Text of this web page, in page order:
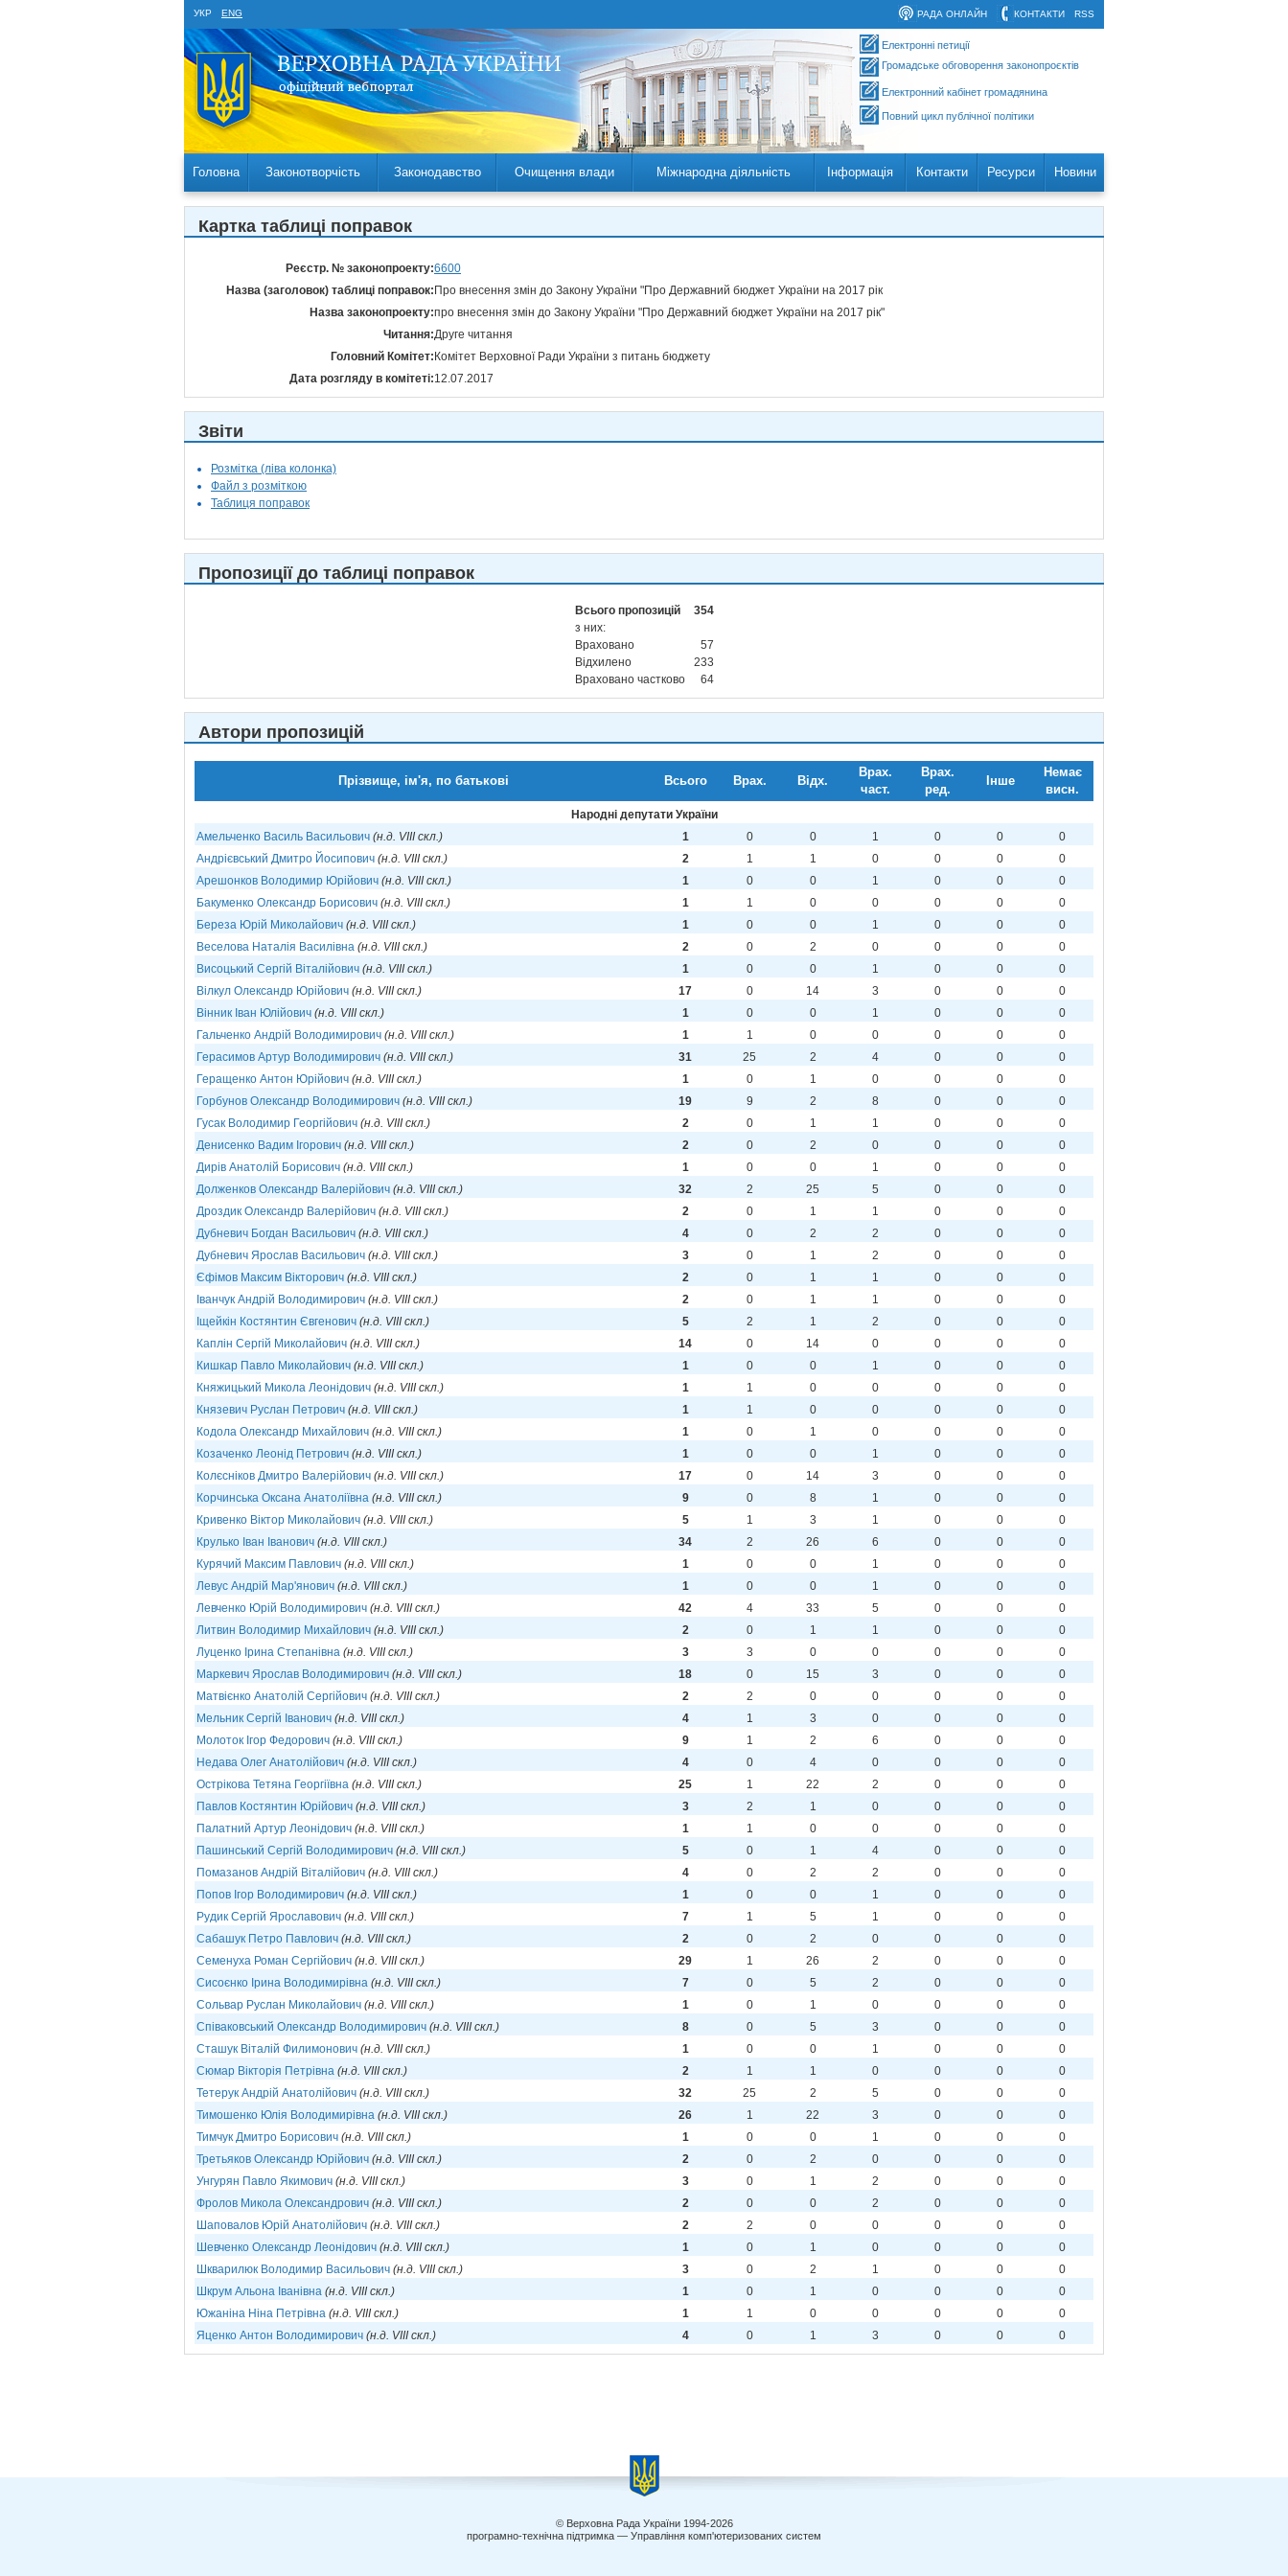
УКР ENG RSS
КОНТАКТИ
РАДА ОНЛАЙН
Електронні петиції
Громадське обговорення законопроєктів
Електронний кабінет громадянина
Повний цикл публічної політики
Головна Законотворчість Законодавство Очищення влади Міжнародна діяльність Інформація Контакти Ресурси Новини
Картка таблиці поправок
Реєстр. № законопроекту:6600
Назва (заголовок) таблиці поправок: Про внесення змін до Закону України "Про Державний бюджет України на 2017 рік
Назва законопроекту:про внесення змін до Закону України "Про Державний бюджет України на 2017 рік"
Читання:Друге читання
Головний Комітет: Комітет Верховної Ради України з питань бюджету
Дата розгляду в комітеті:12.07.2017
Звіти
Розмітка (ліва колонка)
Файл з розміткою
Таблиця поправок
Пропозиції до таблиці поправок
Всього пропозицій
354
з них:
Враховано
57
Відхилено
233
Враховано частково
64
Автори пропозицій
Прізвище, ім'я, по батькові Всього Врах. Відх.
Врах.
част.
Врах.
ред.
Інше
Немає
висн.
Народні депутати України
Амельченко Василь Васильович (н.д. VIII скл.) 1 0 0 1 0 0
0
Андрієвський Дмитро Йосипович (н.д. VIII скл.) 2 1 1 0 0 0
0
Арешонков Володимир Юрійович (н.д. VIII скл.) 1 0 0 1 0 0
0
Бакуменко Олександр Борисович (н.д. VIII скл.) 1 1 0 0 0 0
0
Береза Юрій Миколайович (н.д. VIII скл.) 1 0 0 1 0 0
0
Веселова Наталія Василівна (н.д. VIII скл.) 2 0 2 0 0 0
0
Висоцький Сергій Віталійович (н.д. VIII скл.) 1 0 0 1 0 0
0
Вілкул Олександр Юрійович (н.д. VIII скл.) 17 0 14 3 0 0
0
Вінник Іван Юлійович (н.д. VIII скл.) 1 0 0 1 0 0
0
Гальченко Андрій Володимирович (н.д. VIII скл.) 1 1 0 0 0 0
0
Герасимов Артур Володимирович (н.д. VIII скл.) 31 25 2 4 0 0
0
Геращенко Антон Юрійович (н.д. VIII скл.) 1 0 1 0 0 0
0
Горбунов Олександр Володимирович (н.д. VIII скл.) 19 9 2 8 0 0
0
Гусак Володимир Георгійович (н.д. VIII скл.) 2 0 1 1 0 0
0
Денисенко Вадим Ігорович (н.д. VIII скл.) 2 0 2 0 0 0
0
Дирів Анатолій Борисович (н.д. VIII скл.) 1 0 0 1 0 0
0
Долженков Олександр Валерійович (н.д. VIII скл.) 32 2 25 5 0 0
0
Дроздик Олександр Валерійович (н.д. VIII скл.) 2 0 1 1 0 0
0
Дубневич Богдан Васильович (н.д. VIII скл.) 4 0 2 2 0 0
0
Дубневич Ярослав Васильович (н.д. VIII скл.) 3 0 1 2 0 0
0
Єфімов Максим Вікторович (н.д. VIII скл.) 2 0 1 1 0 0
0
Іванчук Андрій Володимирович (н.д. VIII скл.) 2 0 1 1 0 0
0
Іщейкін Костянтин Євгенович (н.д. VIII скл.) 5 2 1 2 0 0
0
Каплін Сергій Миколайович (н.д. VIII скл.) 14 0 14 0 0 0
0
Кишкар Павло Миколайович (н.д. VIII скл.) 1 0 0 1 0 0
0
Княжицький Микола Леонідович (н.д. VIII скл.) 1 1 0 0 0 0
0
Князевич Руслан Петрович (н.д. VIII скл.) 1 1 0 0 0 0
0
Кодола Олександр Михайлович (н.д. VIII скл.) 1 0 1 0 0 0
0
Козаченко Леонід Петрович (н.д. VIII скл.) 1 0 0 1 0 0
0
Колєсніков Дмитро Валерійович (н.д. VIII скл.) 17 0 14 3 0 0
0
Корчинська Оксана Анатоліївна (н.д. VIII скл.) 9 0 8 1 0 0
0
Кривенко Віктор Миколайович (н.д. VIII скл.) 5 1 3 1 0 0
0
Крулько Іван Іванович (н.д. VIII скл.) 34 2 26 6 0 0
0
Курячий Максим Павлович (н.д. VIII скл.) 1 0 0 1 0 0
0
Левус Андрій Мар'янович (н.д. VIII скл.) 1 0 0 1 0 0
0
Левченко Юрій Володимирович (н.д. VIII скл.) 42 4 33 5 0 0
0
Литвин Володимир Михайлович (н.д. VIII скл.) 2 0 1 1 0 0
0
Луценко Ірина Степанівна (н.д. VIII скл.) 3 3 0 0 0 0
0
Маркевич Ярослав Володимирович (н.д. VIII скл.) 18 0 15 3 0 0
0
Матвієнко Анатолій Сергійович (н.д. VIII скл.) 2 2 0 0 0 0
0
Мельник Сергій Іванович (н.д. VIII скл.) 4 1 3 0 0 0
0
Молоток Ігор Федорович (н.д. VIII скл.) 9 1 2 6 0 0
0
Недава Олег Анатолійович (н.д. VIII скл.) 4 0 4 0 0 0
0
Острікова Тетяна Георгіївна (н.д. VIII скл.) 25 1 22 2 0 0
0
Павлов Костянтин Юрійович (н.д. VIII скл.) 3 2 1 0 0 0
0
Палатний Артур Леонідович (н.д. VIII скл.) 1 1 0 0 0 0
0
Пашинський Сергій Володимирович (н.д. VIII скл.) 5 0 1 4 0 0
0
Помазанов Андрій Віталійович (н.д. VIII скл.) 4 0 2 2 0 0
0
Попов Ігор Володимирович (н.д. VIII скл.) 1 0 0 1 0 0
0
Рудик Сергій Ярославович (н.д. VIII скл.) 7 1 5 1 0 0
0
Сабашук Петро Павлович (н.д. VIII скл.) 2 0 2 0 0 0
0
Семенуха Роман Сергійович (н.д. VIII скл.) 29 1 26 2 0 0
0
Сисоєнко Ірина Володимирівна (н.д. VIII скл.) 7 0 5 2 0 0
0
Сольвар Руслан Миколайович (н.д. VIII скл.) 1 0 1 0 0 0
0
Співаковський Олександр Володимирович (н.д. VIII скл.) 8 0 5 3 0 0
0
Сташук Віталій Филимонович (н.д. VIII скл.) 1 0 0 1 0 0
0
Сюмар Вікторія Петрівна (н.д. VIII скл.) 2 1 1 0 0 0
0
Тетерук Андрій Анатолійович (н.д. VIII скл.) 32 25 2 5 0 0
0
Тимошенко Юлія Володимирівна (н.д. VIII скл.) 26 1 22 3 0 0
0
Тимчук Дмитро Борисович (н.д. VIII скл.) 1 0 0 1 0 0
0
Третьяков Олександр Юрійович (н.д. VIII скл.) 2 0 2 0 0 0
0
Унгурян Павло Якимович (н.д. VIII скл.) 3 0 1 2 0 0
0
Фролов Микола Олександрович (н.д. VIII скл.) 2 0 0 2 0 0
0
Шаповалов Юрій Анатолійович (н.д. VIII скл.) 2 2 0 0 0 0
0
Шевченко Олександр Леонідович (н.д. VIII скл.) 1 0 1 0 0 0
0
Шкварилюк Володимир Васильович (н.д. VIII скл.) 3 0 2 1 0 0
0
Шкрум Альона Іванівна (н.д. VIII скл.) 1 0 1 0 0 0
0
Южаніна Ніна Петрівна (н.д. VIII скл.) 1 1 0 0 0 0
0
Яценко Антон Володимирович (н.д. VIII скл.) 4 0 1 3 0 0 0
© Верховна Рада України 1994-2026
програмно-технічна підтримка — Управління комп'ютеризованих систем